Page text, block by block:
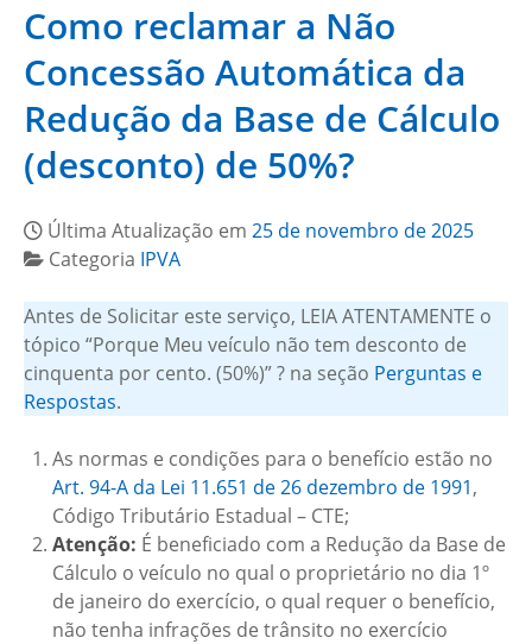
Como reclamar a Não
Concessão Automática da
Redução da Base de Cálculo
(desconto) de 50%?
Última Atualização em 25 de novembro de 2025
Categoria IPVA
Antes de Solicitar este serviço, LEIA ATENTAMENTE o
tópico “Porque Meu veículo não tem desconto de
cinquenta por cento. (50%)” ? na seção Perguntas e
Respostas.
As normas e condições para o benefício estão no
Art. 94-A da Lei 11.651 de 26 dezembro de 1991,
Código Tributário Estadual – CTE;
Atenção: É beneficiado com a Redução da Base de
Cálculo o veículo no qual o proprietário no dia 1º
de janeiro do exercício, o qual requer o benefício,
não tenha infrações de trânsito no exercício